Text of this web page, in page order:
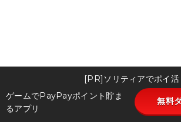
[PR]ソリティアでポイ活
ゲームでPayPayポイント貯ま
るアプリ
無料